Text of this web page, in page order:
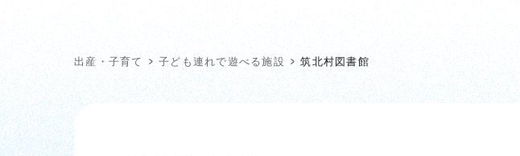
出産・子育て 子ども連れで遊べる施設 筑北村図書館